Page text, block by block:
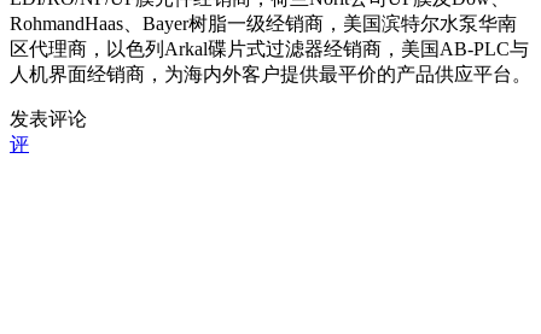
RohmandHaas、Bayer树脂一级经销商，美国滨特尔水泵华南
区代理商，以色列Arkal碟片式过滤器经销商，美国AB-PLC与
人机界面经销商，为海内外客户提供最平价的产品供应平台。
发表评论
评